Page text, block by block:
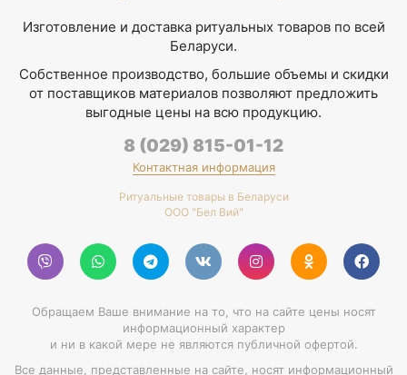
Изготовление и доставка ритуальных товаров по всей
Беларуси.
Собственное производство, большие объемы и скидки
от поставщиков материалов позволяют предложить
выгодные цены на всю продукцию.
8 (029) 815-01-12
Контактная информация
Ритуальные товары в Беларуси
ООО "Бел Вий"
Обращаем Ваше внимание на то, что на сайте цены носят
информационный характер
и ни в какой мере не являются публичной офертой.
Все данные, представленные на сайте, носят информационный